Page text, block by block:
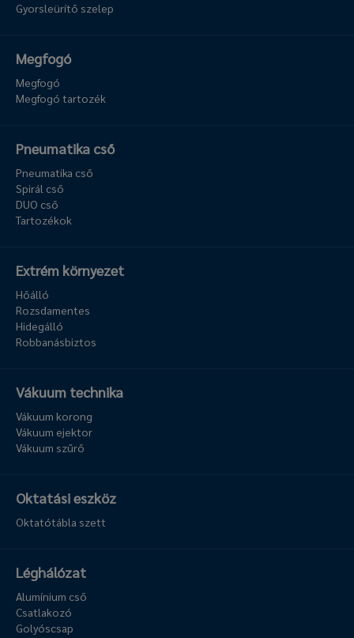
Gyorsleürítő szelep
Megfogó
Megfogó
Megfogó tartozék
Pneumatika cső
Pneumatika cső
Spirál cső
DUO cső
Tartozékok
Extrém környezet
Hőálló
Rozsdamentes
Hidegálló
Robbanásbiztos
Vákuum technika
Vákuum korong
Vákuum ejektor
Vákuum szűrő
Oktatási eszköz
Oktatótábla szett
Léghálózat
Alumínium cső
Csatlakozó
Golyóscsap